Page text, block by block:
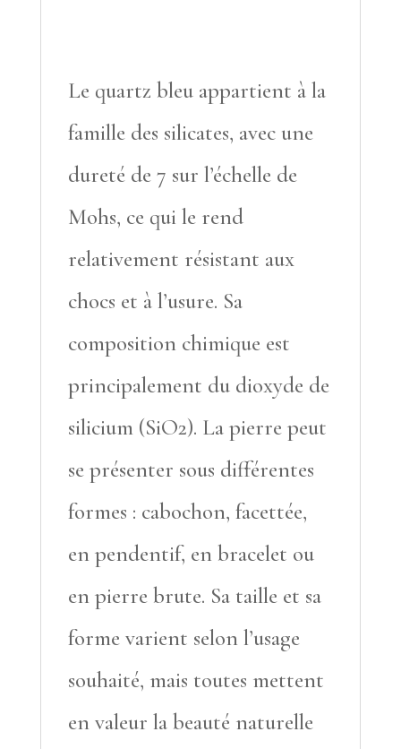
Le quartz bleu appartient à la
famille des silicates, avec une
dureté de 7 sur l’échelle de
Mohs, ce qui le rend
relativement résistant aux
chocs et à l’usure. Sa
composition chimique est
principalement du dioxyde de
silicium (SiO2). La pierre peut
se présenter sous différentes
formes : cabochon, facettée,
en pendentif, en bracelet ou
en pierre brute. Sa taille et sa
forme varient selon l’usage
souhaité, mais toutes mettent
en valeur la beauté naturelle